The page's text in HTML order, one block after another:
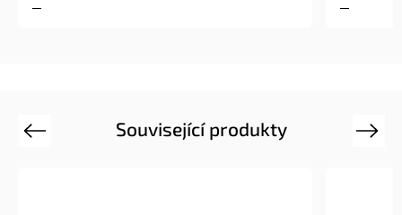
Související produkty
Previous Next